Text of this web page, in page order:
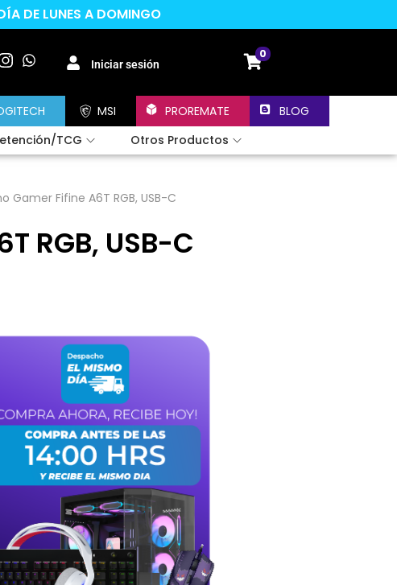
DE LUNES A DOMINGO
Iniciar sesión
0
MSI PROREMATE
BLOG
TCG Otros Productos
Gamer Fifine A6T RGB, USB-C
RGB, USB-C